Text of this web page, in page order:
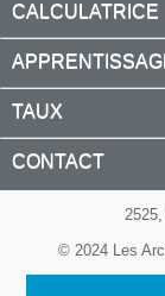
CALCULATRICE
TAUX
CONTACT
© 2024 Les